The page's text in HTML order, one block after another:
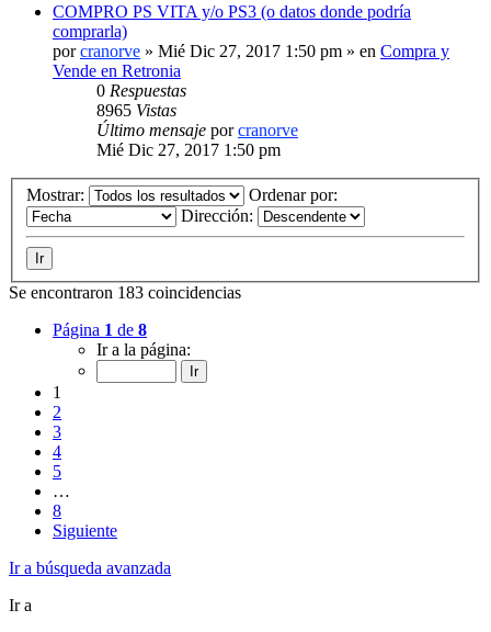
COMPRO PS VITA y/o PS3 (o datos donde podría
comprarla)
porcranorve » Mié Dic 27, 2017 1:50 pm » en Compra y
Vende en Retronia
0 Respuestas
8965 Vistas
Último mensaje porcranorve
Mié Dic 27, 2017 1:50 pm
Mostrar:
Ordenar por:
Dirección:
Se encontraron 183 coincidencias
Página 1 de 8
Ir a la página:
1
2
3
4
5
…
8
Siguiente
Ir a búsqueda avanzada
Ir a